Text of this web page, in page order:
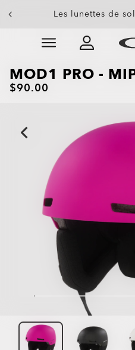
Les lunettes de
Slide 3 of 4. Les lunettes de
MOD1 PRO -
$90.00